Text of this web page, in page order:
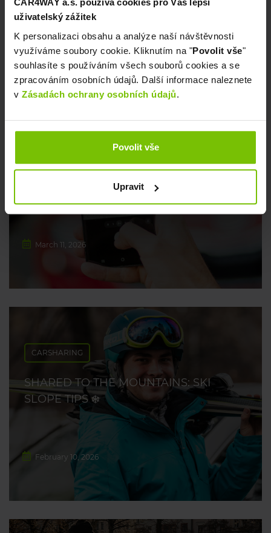
CAR4WAY a.s. používá cookies pro Váš lepší
uživatelský zážitek
K personalizaci obsahu a analýze naší návštěvnosti
využíváme soubory cookie. Kliknutím na "Povolit vše"
souhlasíte s používáním všech souborů cookies a se
zpracováním osobních údajů. Další informace naleznete
v Zásadách ochrany osobních údajů.
Povolit vše
Upravit
April 1, 2026
PHOTOS AT THE END OF THE
RESERVATION 📷
March 11, 2026
CARSHARING
SHARED TO THE MOUNTAINS: SKI
SLOPE TIPS ❄️
February 10, 2026